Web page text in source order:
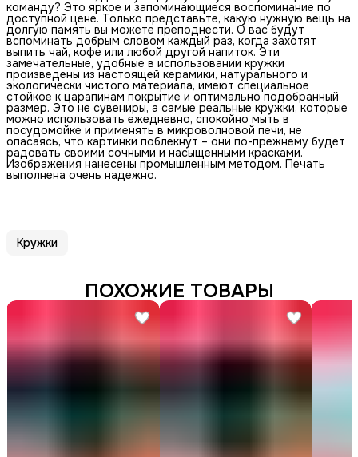
команду? Это яркое и запоминающиеся воспоминание по
доступной цене. Только представьте, какую нужную вещь на
долгую память вы можете преподнести. О вас будут
вспоминать добрым словом каждый раз, когда захотят
выпить чай, кофе или любой другой напиток. Эти
замечательные, удобные в использовании кружки
произведены из настоящей керамики, натурального и
экологически чистого материала, имеют специальное
стойкое к царапинам покрытие и оптимально подобранный
размер. Это не сувениры, а самые реальные кружки, которые
можно использовать ежедневно, спокойно мыть в
посудомойке и применять в микроволновой печи, не
опасаясь, что картинки поблекнут – они по-прежнему будет
радовать своими сочными и насыщенными красками.
Изображения нанесены промышленным методом. Печать
выполнена очень надежно.
Кружки
ПОХОЖИЕ ТОВАРЫ